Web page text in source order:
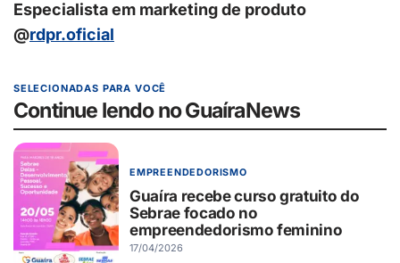
Especialista em marketing de produto
@rdpr.oficial
SELECIONADAS PARA VOCÊ
Continue lendo no GuaíraNews
EMPREENDEDORISMO
Guaíra recebe curso gratuito do
Sebrae focado no
empreendedorismo feminino
17/04/2026